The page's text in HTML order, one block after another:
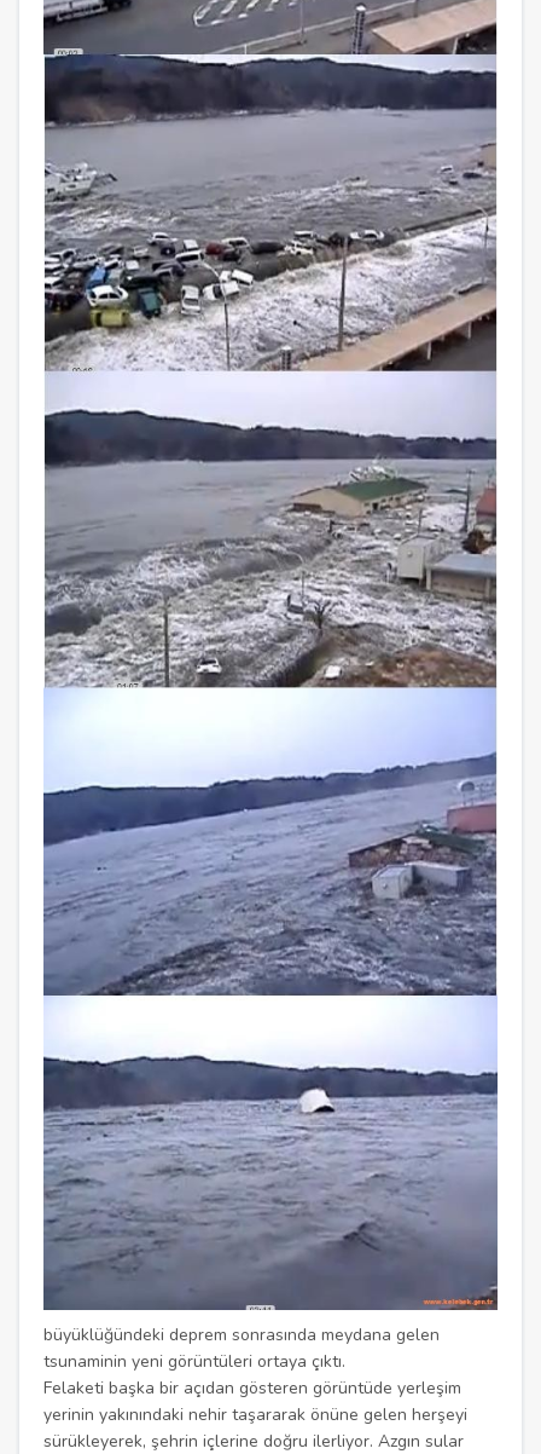
büyüklüğündeki deprem sonrasında meydana gelen
tsunaminin yeni görüntüleri ortaya çıktı.
Felaketi başka bir açıdan gösteren görüntüde yerleşim
yerinin yakınındaki nehir taşararak önüne gelen herşeyi
sürükleyerek, şehrin içlerine doğru ilerliyor. Azgın sular